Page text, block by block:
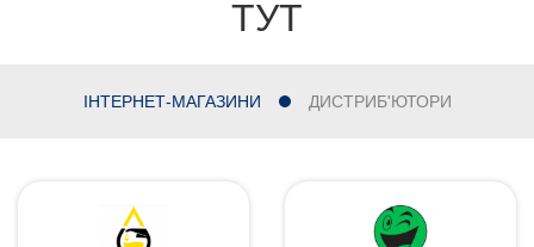
ТУТ
ІНТЕРНЕТ-МАГАЗИНИ ДИСТРИБ'ЮТОРИ